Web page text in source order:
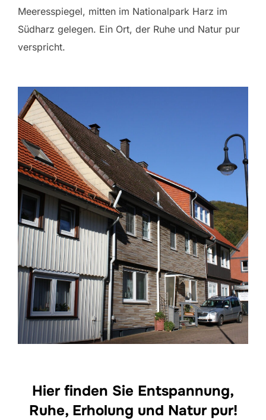
Meeresspiegel, mitten im Nationalpark Harz im
Südharz gelegen. Ein Ort, der Ruhe und Natur pur
verspricht.
Hier finden Sie Entspannung,
Ruhe, Erholung und Natur pur!